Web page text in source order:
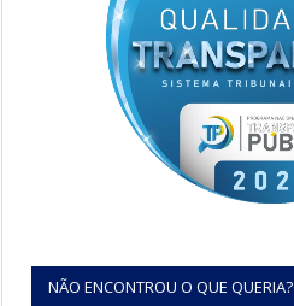
NÃO ENCONTROU O QUE QUERIA?